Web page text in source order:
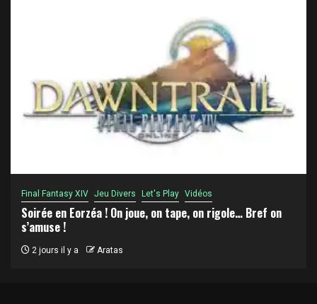
Final Fantasy XIV Jeu Divers Let's Play Vidéos
Soirée en Eorzéa ! On joue, on tape, on rigole… Bref on
s’amuse !
2 jours il y a Aratas